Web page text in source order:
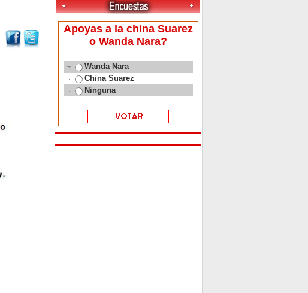
Apoyas a la china Suarez
o Wanda Nara?
Wanda Nara
China Suarez
Ninguna